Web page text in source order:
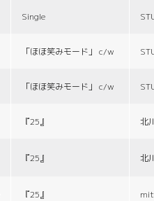
Single
「ほほ笑みモード」 c/w
「ほほ笑みモード」 c/w
『25』 北
『25』 北
『25』